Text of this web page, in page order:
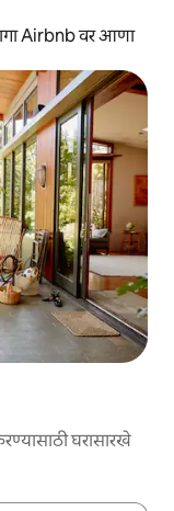
Airbnb वर आणा
घरासारखे